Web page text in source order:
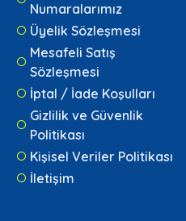
Numaralarımız
Üyelik Sözleşmesi
Mesafeli Satış
Sözleşmesi
İptal / İade Koşulları
Gizlilik ve Güvenlik
Politikası
Kişisel Veriler Politikası
İletişim